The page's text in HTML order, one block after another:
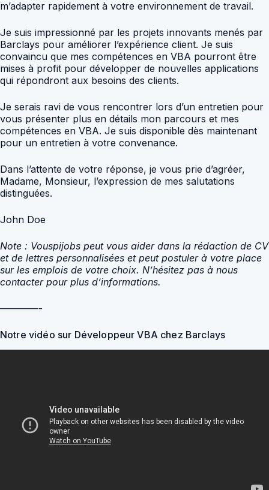
m’adapter rapidement à votre environnement de travail.
Je suis impressionné par les projets innovants menés par
Barclays pour améliorer l’expérience client. Je suis
convaincu que mes compétences en VBA pourront être
mises à profit pour développer de nouvelles applications
qui répondront aux besoins des clients.
Je serais ravi de vous rencontrer lors d’un entretien pour
vous présenter plus en détails mon parcours et mes
compétences en VBA. Je suis disponible dès maintenant
pour un entretien à votre convenance.
Dans l’attente de votre réponse, je vous prie d’agréer,
Madame, Monsieur, l’expression de mes salutations
distinguées.
John Doe
Note : Vouspijobs peut vous aider dans la rédaction de CV
et de lettres personnalisées et peut postuler à votre place
sur les emplois de votre choix. N’hésitez pas à nous
contacter pour plus d’informations.
————-
Notre vidéo sur Développeur VBA chez Barclays